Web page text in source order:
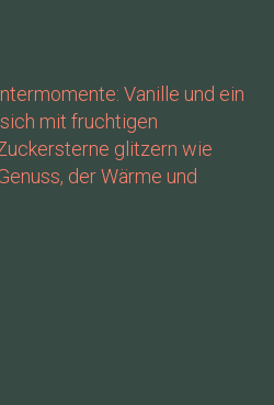
Vanille und ein
mit fruchtigen
glitzern wie
der Wärme und
ist